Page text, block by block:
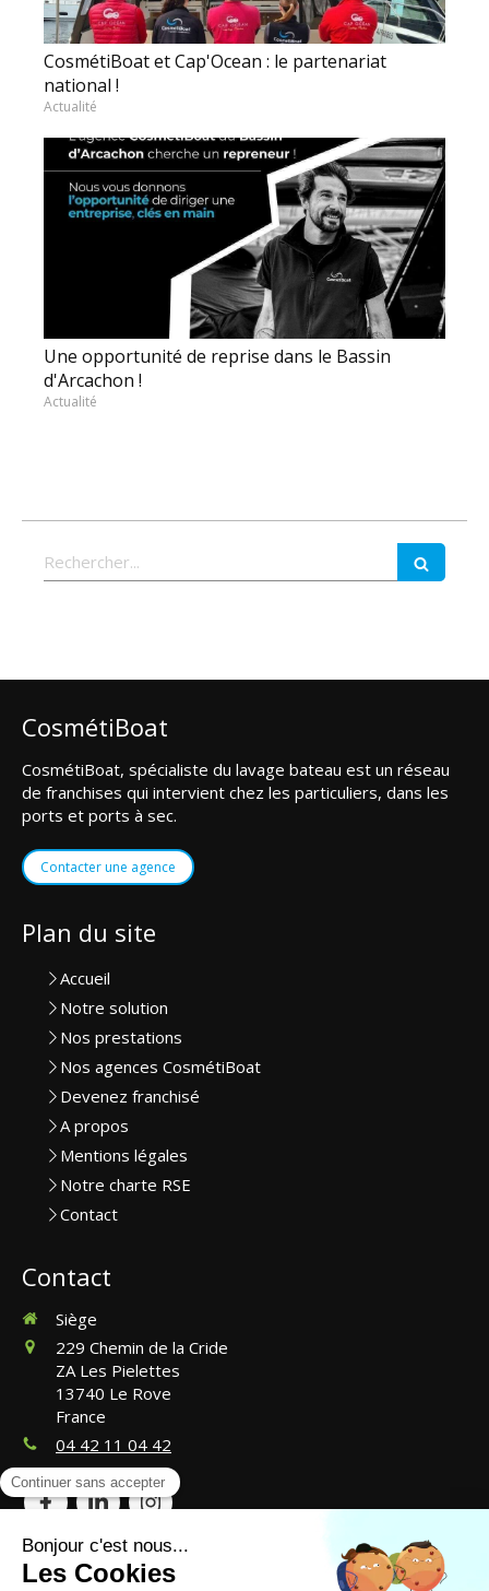
CosmétiBoat et Cap'Ocean : le partenariat
national !
Actualité
Une opportunité de reprise dans le Bassin
d'Arcachon !
Actualité
Rechercher
CosmétiBoat
CosmétiBoat, spécialiste du lavage bateau est un réseau
de franchises qui intervient chez les particuliers, dans les
ports et ports à sec.
Contacter une agence
Plan du site
Accueil
Notre solution
Nos prestations
Nos agences CosmétiBoat
Devenez franchisé
A propos
Mentions légales
Notre charte RSE
Contact
Contact
Siège
229 Chemin de la Cride
ZA Les Pielettes
13740 Le Rove
France
04 42 11 04 42